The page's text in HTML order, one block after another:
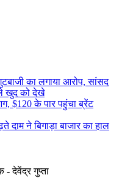
का लगाया आरोप, सांसद
खुद को देखे
$120 के पार पहुंचा ब्रेंट
ने बिगाड़ा बाजार का हाल
- देवेंद्र गुप्ता